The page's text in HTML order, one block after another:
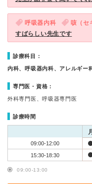
呼吸器内科 咳（セ
すばらしい先生です
診療科目：
内科、呼吸器内科、アレルギー
専門医・資格：
外科専門医、呼吸器専門医
診療時間
月
09:00-12:00
15:30-18:30
09:00-13:00